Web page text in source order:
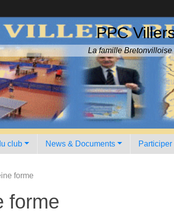
PPC
La famille
club News & Documents Participer
forme
forme